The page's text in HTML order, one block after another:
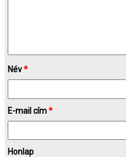
Név*
E-mail cím*
Honlap